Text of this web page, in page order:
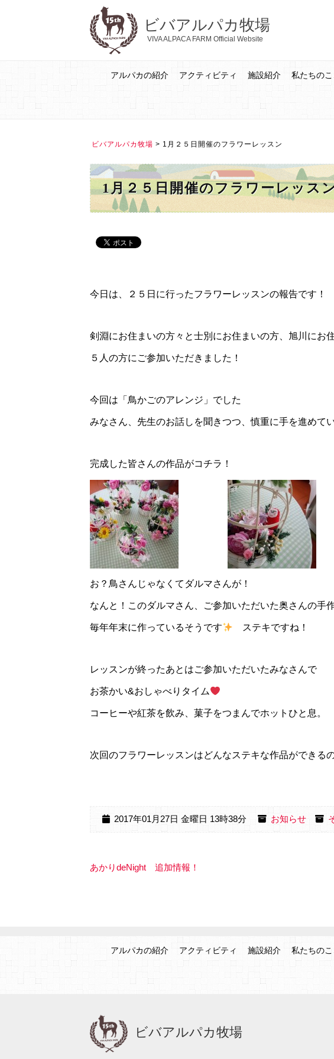
ビバアルパカ牧場
VIVA ALPACA FARM Official Website
アルパカの紹介 アクティビティ 施設紹介 私たちのこ
ビバアルパカ牧場 > 1月２５日開催のフラワーレッスン
1月２５日開催のフラワーレッス
今日は、２５日に行ったフラワーレッスンの報告です！
剣淵にお住まいの方々と士別にお住まいの方、旭川にお住
５人の方にご参加いただきました！
今回は「鳥かごのアレンジ」でした
みなさん、先生のお話しを聞きつつ、慎重に手を進めて
完成した皆さんの作品がコチラ！
お？鳥さんじゃなくてダルマさんが！
なんと！このダルマさん、ご参加いただいた奥さんの手作
毎年年末に作っているそうです ステキですね！
レッスンが終ったあとはご参加いただいたみなさんで
お茶かい&おしゃべりタイム
コーヒーや紅茶を飲み、菓子をつまんでホットひと息。
次回のフラワーレッスンはどんなステキな作品ができる
2017年01月27日 金曜日 13時38分 お知らせ
あかりdeNight 追加情報！
アルパカの紹介 アクティビティ 施設紹介 私たちのこ
ビバアルパカ牧場